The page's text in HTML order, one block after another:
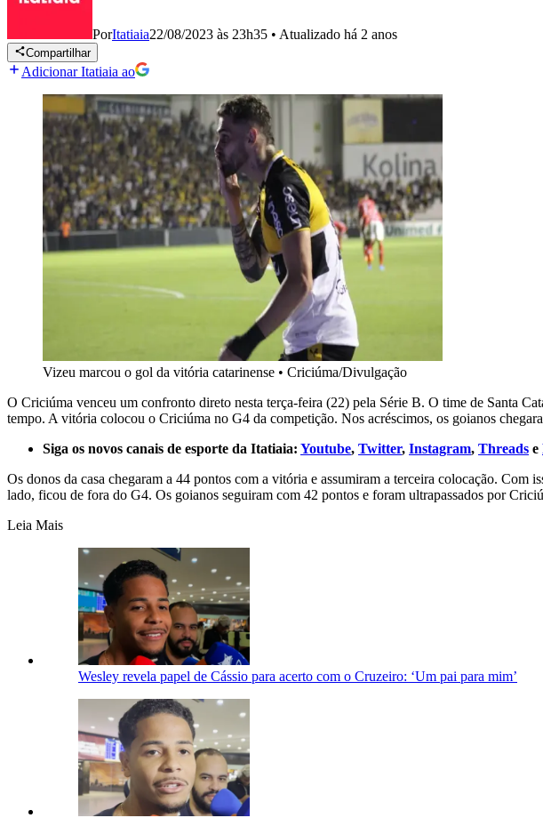
PorItatiaia22/08/2023 às 23h35 • Atualizado há 2 anos
Compartilhar
Adicionar Itatiaia ao
Vizeu marcou o gol da vitória catarinense • Criciúma/Divulgação
O Criciúma venceu um confronto direto nesta terça-feira (22) pela Série B. O time de Santa
tempo. A vitória colocou o Criciúma no G4 da competição. Nos acréscimos, os goianos
Siga os novos canais de esporte da Itatiaia: Youtube, Twitter, Instagram, Threads e
Os donos da casa chegaram a 44 pontos com a vitória e assumiram a terceira colocação.
lado, ficou de fora do G4. Os goianos seguiram com 42 pontos e foram ultrapassados por
Leia Mais
Wesley revela papel de Cássio para acerto com o Cruzeiro: ‘Um pai para mim’